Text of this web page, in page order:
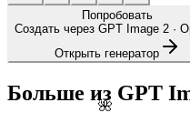
🌺
Попробовать
Создать через GPT Image 2 ·
Открыть генератор
Больше из GPT